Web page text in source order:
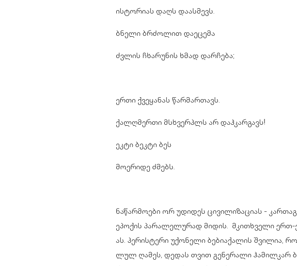
ისტორიას დაღს დაასმევს.
ბნელი ბრძოლით დაეცემა
ძვლის ჩხარუნის ხმად დარჩება;
ერთი ქვეყანას წარმართავს.
ქალღმერთი მსხვერპლს არ დაჰკარგავს!
ეკტი ბეკტი ბეს
მოერიდე ძმებს.
ნაწარმოები ორ უდიდეს ცივილიზაციას -
ეპოქის პარალელურად მიდის. მკითხველი
ას. პერისტერი უქონელი ბებიაქალის შვილია,
ლულ ღამეს, დედას თვით გენერალი ჰამილკარ